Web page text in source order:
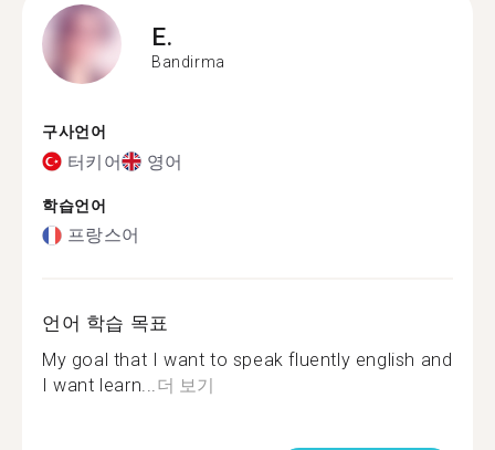
E.
Bandirma
구사언어
터키어 영어
학습언어
프랑스어
언어 학습 목표
My goal that I want to speak fluently english and
I want learn...더 보기